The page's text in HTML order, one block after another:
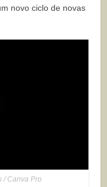
novo ciclo de novas
/ Canva Pro